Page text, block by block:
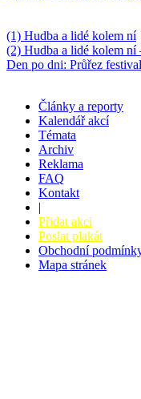
(1) Hudba a lidé kolem ní
(2) Hudba a lidé kolem
Den po dni: Průřez
Články a reporty
Kalendář akcí
Témata
Archiv
Reklama
FAQ
Kontakt
|
Přidat akci
Poslat plakát
Obchodní
Mapa stránek